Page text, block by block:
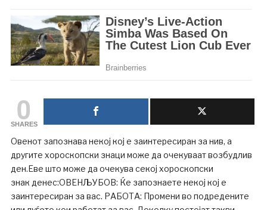
0
SHARES
Овенот запознава некој кој е заинтересиран за нив, а
другите хороскопски знаци може да очекуваат возбудлив
ден.Еве што може да очекува секој хороскопски
знак денес:ОВЕНЉУБОВ: Ќе запознаете некој кој е
заинтересиран за вас. РАБОТА: Промени во подредените